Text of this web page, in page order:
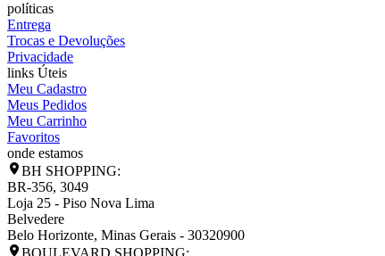
políticas
Entrega
Trocas e Devoluções
Privacidade
links Úteis
Meu Cadastro
Meus Pedidos
Meu Carrinho
Favoritos
onde estamos
BH SHOPPING:
BR-356, 3049
Loja 25 - Piso Nova Lima
Belvedere
Belo Horizonte, Minas Gerais - 30320900
BOULEVARD SHOPPING: